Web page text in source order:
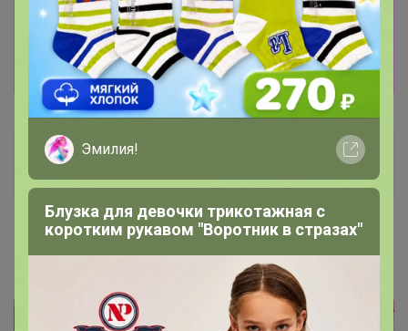
Информация о заказах доступна
лишь членам клуба
Показать
Артемида
15 августа, 2024 21:30
Эмилия!
Блузка для девочки трикотажная с
коротким рукавом "Воротник в стразах"